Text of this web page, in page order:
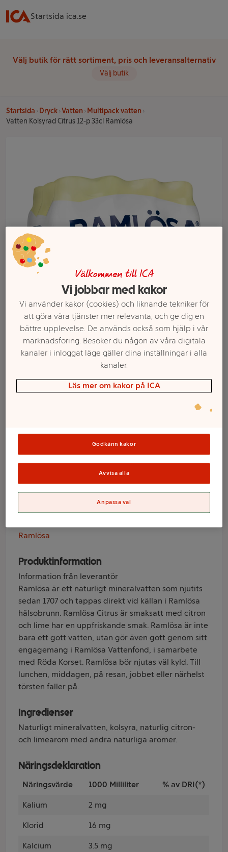
Startsida ica.se
Välj butik för rätt sortiment, pris och leveransalternativ
Välj butik
Startsida Dryck Vatten
Multipack vatten
Vatten Kolsyrad Citrus 12-p 33cl Ramlösa
Vatten Kolsyrad
Citrus 12-p 33cl
Ramlösa
Ramlösa
Produktinformation
Information från leverantör
Ramlösa är ett naturligt mineralvatten som njutits
sedan 1707 och tappas direkt vid källan i Ramlösa
hälsobrunn. Ramlösa Citrus är smaksatt med citron
och lime har en uppfriskande smak. Ramlösa är inte
bara ett gott vatten, utan gör även gott genom sitt
engagemang i Ramlösa Vattenfond, i samarbete
med Röda Korset. Ramlösa bör njutas väl kyld. Till
lunchen, middagen, på resan, jobbet eller närhelst
törsten faller på.
Ingredienser
Naturligt mineralvatten, kolsyra, naturlig citron-
och limearom med andra naturliga aromer.
Näringsdeklaration
Näringsvärde 1000 Milliliter % av DRI(*)
Kalium 2 mg
Klorid 16 mg
Kalcium 3.5 mg
Välj butik och handla
Sortimentet kan variera mellan butikerna
Välkommen till ICA
Vi jobbar med kakor
Vi använder kakor (cookies) och liknande tekniker för
att göra våra tjänster mer relevanta, och ge dig en
bättre upplevelse. De används också som hjälp i vår
marknadsföring. Besöker du någon av våra digitala
kanaler i inloggat läge gäller dina inställningar i alla
kanaler.
Läs mer om kakor på ICA
Godkänn kakor
Avvisa alla
Anpassa val